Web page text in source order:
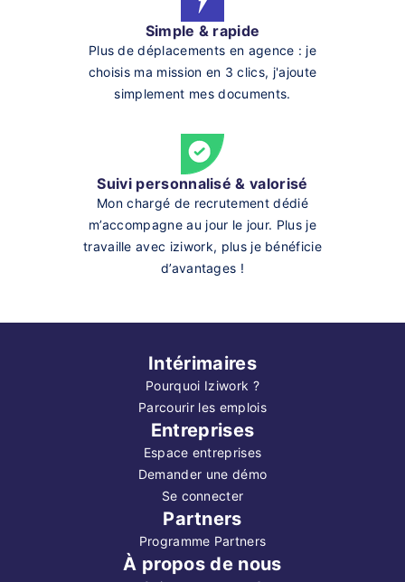
Simple & rapide
Plus de déplacements en agence : je
choisis ma mission en 3 clics, j'ajoute
simplement mes documents.
Suivi personnalisé & valorisé
Mon chargé de recrutement dédié
m’accompagne au jour le jour. Plus je
travaille avec iziwork, plus je bénéficie
d’avantages !
Intérimaires
Pourquoi Iziwork ?
Parcourir les emplois
Entreprises
Espace entreprises
Demander une démo
Se connecter
Partners
Programme Partners
À propos de nous